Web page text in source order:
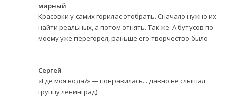
мирный
Красовки у самих горилас отобрать. Сначало нужно их
найти реальных, а потом отнять. Так же. А бутусов по
моему уже перегорел, раньше его творчество было
Сергей
«Где моя вода?» — понравилась... давно не слышал
группу ленинград)